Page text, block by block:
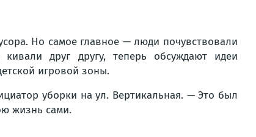
Но самое главное — люди почувствовали
друг другу, теперь обсуждают идеи
игровой зоны.
уборки на ул. Вертикальная. — Это был
жизнь сами.